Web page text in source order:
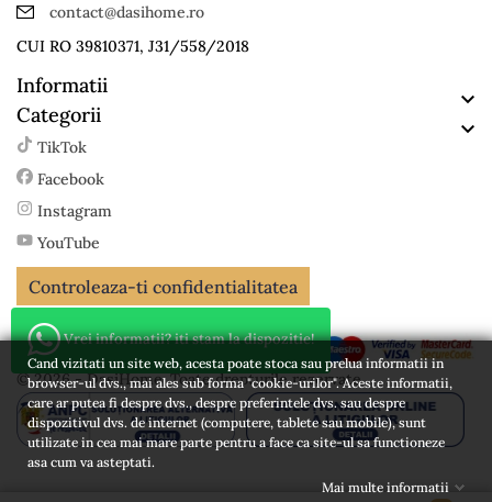
contact@dasihome.ro
CUI RO 39810371, J31/558/2018
Informatii

Categorii

TikTok
Facebook
Instagram
YouTube
Controleaza-ti confidentialitatea
© 2026 - DasiHome. Toate drepturile rezervate
Vrei informatii? iti stam la dispozitie!
Cand vizitati un site web, acesta poate stoca sau prelua informatii in
browser-ul dvs., mai ales sub forma "cookie-urilor". Aceste informatii,
care ar putea fi despre dvs., despre preferintele dvs. sau despre
dispozitivul dvs. de internet (computere, tablete sau mobile), sunt
utilizate in cea mai mare parte pentru a face ca site-ul sa functioneze
asa cum va asteptati.
Mai multe informatii